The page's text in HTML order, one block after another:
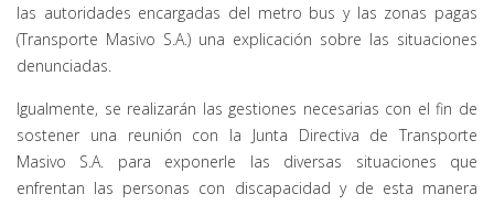
las autoridades encargadas del metro bus y las zonas pagas
(Transporte Masivo S.A.) una explicación sobre las situaciones
denunciadas.
Igualmente, se realizarán las gestiones necesarias con el fin de
sostener una reunión con la Junta Directiva de Transporte
Masivo S.A. para exponerle las diversas situaciones que
enfrentan las personas con discapacidad y de esta manera